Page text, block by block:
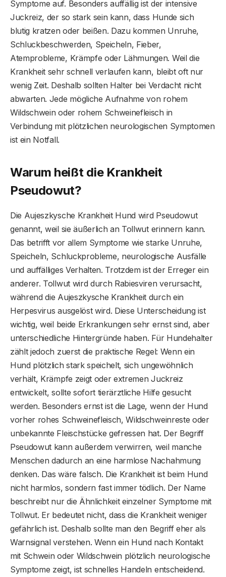
Symptome auf. Besonders auffällig ist der intensive
Juckreiz, der so stark sein kann, dass Hunde sich
blutig kratzen oder beißen. Dazu kommen Unruhe,
Schluckbeschwerden, Speicheln, Fieber,
Atemprobleme, Krämpfe oder Lähmungen. Weil die
Krankheit sehr schnell verlaufen kann, bleibt oft nur
wenig Zeit. Deshalb sollten Halter bei Verdacht nicht
abwarten. Jede mögliche Aufnahme von rohem
Wildschwein oder rohem Schweinefleisch in
Verbindung mit plötzlichen neurologischen Symptomen
ist ein Notfall.
Warum heißt die Krankheit
Pseudowut?
Die Aujeszkysche Krankheit Hund wird Pseudowut
genannt, weil sie äußerlich an Tollwut erinnern kann.
Das betrifft vor allem Symptome wie starke Unruhe,
Speicheln, Schluckprobleme, neurologische Ausfälle
und auffälliges Verhalten. Trotzdem ist der Erreger ein
anderer. Tollwut wird durch Rabiesviren verursacht,
während die Aujeszkysche Krankheit durch ein
Herpesvirus ausgelöst wird. Diese Unterscheidung ist
wichtig, weil beide Erkrankungen sehr ernst sind, aber
unterschiedliche Hintergründe haben. Für Hundehalter
zählt jedoch zuerst die praktische Regel: Wenn ein
Hund plötzlich stark speichelt, sich ungewöhnlich
verhält, Krämpfe zeigt oder extremen Juckreiz
entwickelt, sollte sofort tierärztliche Hilfe gesucht
werden. Besonders ernst ist die Lage, wenn der Hund
vorher rohes Schweinefleisch, Wildschweinreste oder
unbekannte Fleischstücke gefressen hat. Der Begriff
Pseudowut kann außerdem verwirren, weil manche
Menschen dadurch an eine harmlose Nachahmung
denken. Das wäre falsch. Die Krankheit ist beim Hund
nicht harmlos, sondern fast immer tödlich. Der Name
beschreibt nur die Ähnlichkeit einzelner Symptome mit
Tollwut. Er bedeutet nicht, dass die Krankheit weniger
gefährlich ist. Deshalb sollte man den Begriff eher als
Warnsignal verstehen. Wenn ein Hund nach Kontakt
mit Schwein oder Wildschwein plötzlich neurologische
Symptome zeigt, ist schnelles Handeln entscheidend.